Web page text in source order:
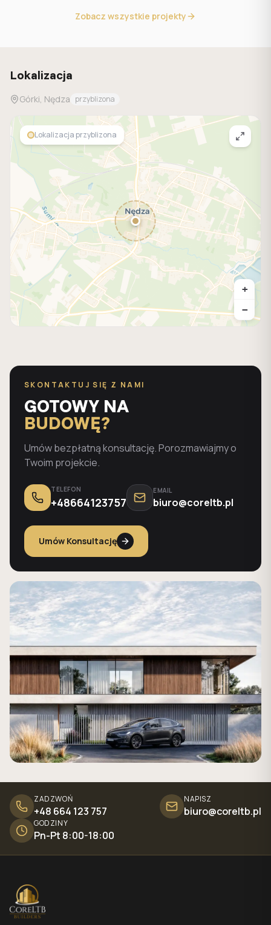
Zobacz wszystkie projekty
Lokalizacja
Górki, Nędza przyblizona
+
−
Lokalizacja przyblizona
SKONTAKTUJ SIĘ Z NAMI
GOTOWY NA
BUDOWĘ?
Umów bezpłatną konsultację. Porozmawiajmy o
Twoim projekcie.
TELEFON
+48664123757
EMAIL
biuro@coreltb.pl
Umów Konsultację
ZADZWOŃ
+48 664 123 757
NAPISZ
biuro@coreltb.pl
GODZINY
Pn-Pt 8:00-18:00